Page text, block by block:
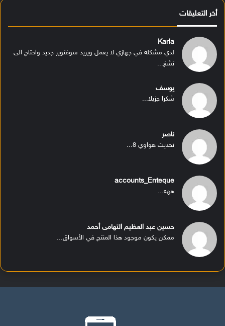
أخر التعليقات
Karla
لدي مشكله في جهازي لا يعمل ويريد سوفتوير جديد واحتاج الى
تشغ...
يوسف
شكرا جزيلا...
ناصر
تحديث هواوي 8...
accounts_Enteque
ههه...
حسين عبد العظيم التهامى أحمد
ممكن يكون موجود هذا المنتج في الأسواق...